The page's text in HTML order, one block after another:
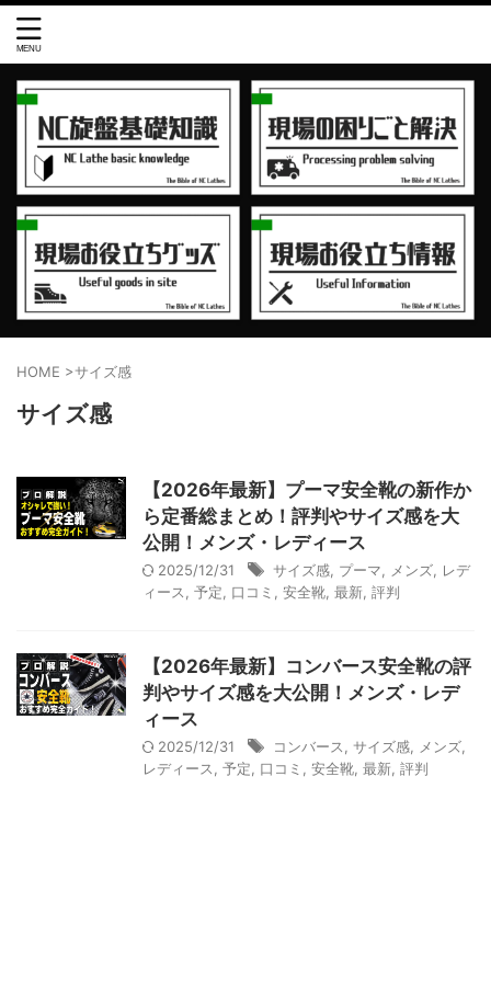
HOME >サイズ感
サイズ感
【2026年最新】プーマ安全靴の新作か
ら定番総まとめ！評判やサイズ感を大
公開！メンズ・レディース
2025/12/31 サイズ感, プーマ, メンズ, レデ
ィース, 予定, 口コミ , 安全靴, 最新, 評判
【2026年最新】コンバース安全靴の評
判やサイズ感を大公開！メンズ・レデ
ィース
2025/12/31 コンバース, サイズ感, メンズ,
レディース, 予定, 口コミ , 安全靴, 最新, 評判